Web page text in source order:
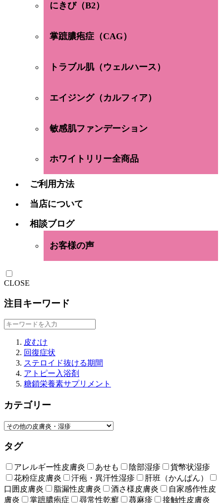
にきび（B2）
掌蹠膿疱症（CAG）
トラブル肌（ウェルハース）
エイジング（カルフィア）
敏感肌ファンデーション
ホワイトリリー全商品
ご利用方法
当店について
相談ブログ
お客様の声
CLOSE
注目キーワード
皮むけ
回復症状
ステロイド抜ける期間
アトピー入浴剤
糖鎖栄養素サプリメント
カテゴリー
タグ
アレルギー性皮膚炎 あせも 陰部湿疹
貨幣状湿疹
花粉症皮膚炎
汗疱・異汗性湿疹
肝班（かんぱん）
口囲皮膚炎
脂漏性皮膚炎 酒さ様皮膚炎
自家感作性皮
膚炎
掌蹠膿疱症 尋常性乾癬 蕁麻疹
接触性皮膚炎